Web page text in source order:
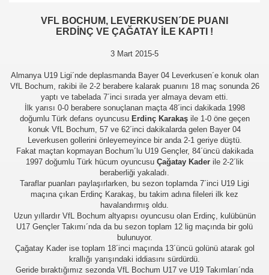
VFL BOCHUM, LEVERKUSEN´DE PUANI
ERDİNÇ VE ÇAĞATAY İLE KAPTI !
3 Mart 2015-5
Almanya U19 Ligi´nde deplasmanda Bayer 04 Leverkusen´e konuk olan
VfL Bochum, rakibi ile 2-2 berabere kalarak puanını 18 maç sonunda 26
yaptı ve tabelada 7´inci sırada yer almaya devam etti.
İlk yarısı 0-0 berabere sonuçlanan maçta 48´inci dakikada 1998
doğumlu Türk defans oyuncusu Erdinç Karakaşile 1-0 öne geçen
konuk VfL Bochum, 57 ve 62´inci dakikalarda gelen Bayer 04
Leverkusen gollerini önleyemeyince bir anda 2-1 geriye düştü.
Fakat maçtan kopmayan Bochum´lu U19 Gençler, 84´üncü dakikada
1997 doğumlu Türk hücum oyuncusu Çağatay Kaderile 2-2´lik
beraberliği yakaladı.
Taraflar puanları paylaşırlarken, bu sezon toplamda 7´inci U19 Ligi
maçına çıkan Erdinç Karakaş, bu takim adına fileleri ilk kez
havalandırmış oldu.
Uzun yıllardır VfL Bochum altyapısı oyuncusu olan Erdinç, kulübünün
U17 Gençler Takımı´nda da bu sezon toplam 12 lig maçında bir golü
bulunuyor.
Çağatay Kader ise toplam 18´inci maçında 13´üncü golünü atarak gol
krallığı yarışındaki iddiasını sürdürdü.
Geride bıraktığımız sezonda VfL Bochum U17 ve U19 Takımları´nda
arası Gol Krallığı
arası Gol Krallığı